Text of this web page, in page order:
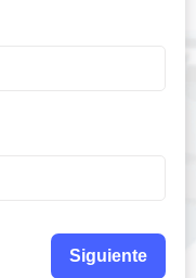
Siguiente